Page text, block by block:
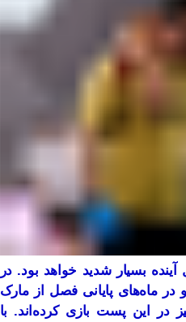
بسیار شدید خواهد بود. در
در ماه‌های پایانی فصل از مارک
در این پست بازی کرده‌اند. با